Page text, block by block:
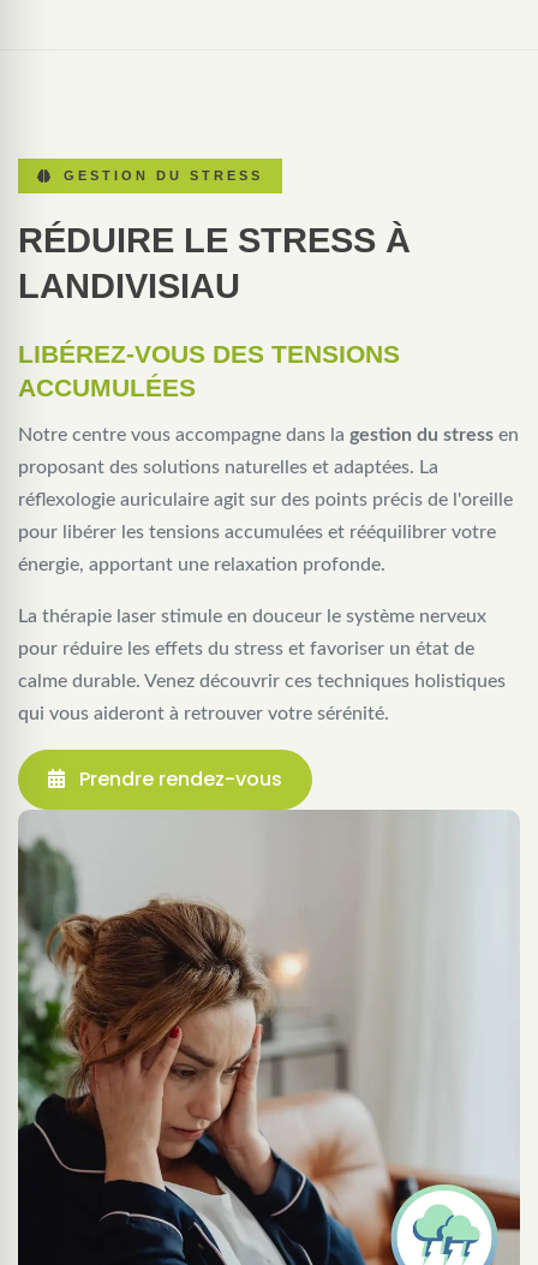
GESTION DU STRESS
RÉDUIRE LE STRESS À
LANDIVISIAU
LIBÉREZ-VOUS DES TENSIONS
ACCUMULÉES
Notre centre vous accompagne dans la gestion du stress en
proposant des solutions naturelles et adaptées. La
réflexologie auriculaire agit sur des points précis de l'oreille
pour libérer les tensions accumulées et rééquilibrer votre
énergie, apportant une relaxation profonde.
La thérapie laser stimule en douceur le système nerveux
pour réduire les effets du stress et favoriser un état de
calme durable. Venez découvrir ces techniques holistiques
qui vous aideront à retrouver votre sérénité.
Prendre rendez-vous